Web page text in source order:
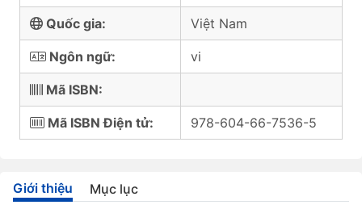
Quốc gia: Việt Nam
Ngôn ngữ: vi
Mã ISBN:
Mã ISBN Điện tử: 978-604-66-7536-5
Giới thiệu Mục lục